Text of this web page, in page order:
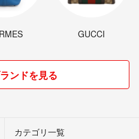
GUCCI
ンドを見る
カテゴリ一覧